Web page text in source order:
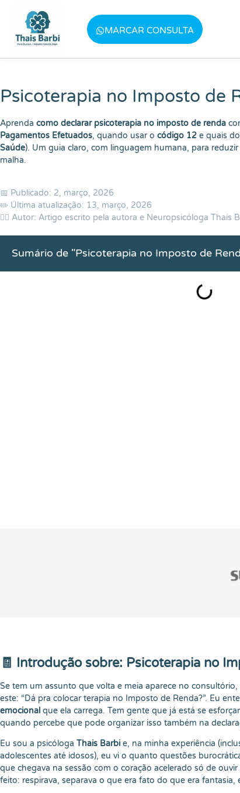
Baixe meu E-book
MARCAR CONSULTA
Psicoterapia no Imposto de
Aprenda como declarar psicoterapia no imposto de renda
Pagamentos Efetuados, quando usar o código 12 e quais
Saúde). Um guia claro, com linguagem humana, para
malha.
📅 Publicado: 2, março, 2026
✏️ Última atualização: 13, março, 2026
👨‍⚕️ Autor: Artigo escrito pela autora e Neuropsicóloga Thais
Sumário de "Psicoterapia no Imposto de
🧾 Introdução sobre: Psicoterapia no
Se tem um assunto que volta e meia aparece no
este: “Dá pra colocar terapia no Imposto de Renda?”. Eu
emocional que ela carrega. Tem gente que já está se
quando percebe que pode organizar isso também na
Eu sou a psicóloga Thais Barbi e, na minha experiência
adolescentes até idosos), eu vi o quanto questões
que chegava na sessão com o coração acelerado só de
feito: respirava, separava o que era fato do que era